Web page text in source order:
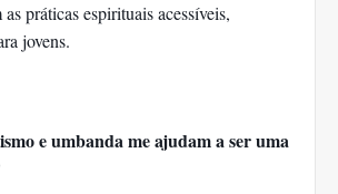
práticas espirituais acessíveis,
jovens.
e umbanda me ajudam a ser uma